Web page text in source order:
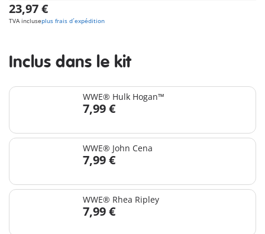
23,97 €
TVA incluseplus frais d´expédition
Inclus dans le kit
WWE® Hulk Hogan™
7,99 €
WWE® John Cena
7,99 €
WWE® Rhea Ripley
7,99 €